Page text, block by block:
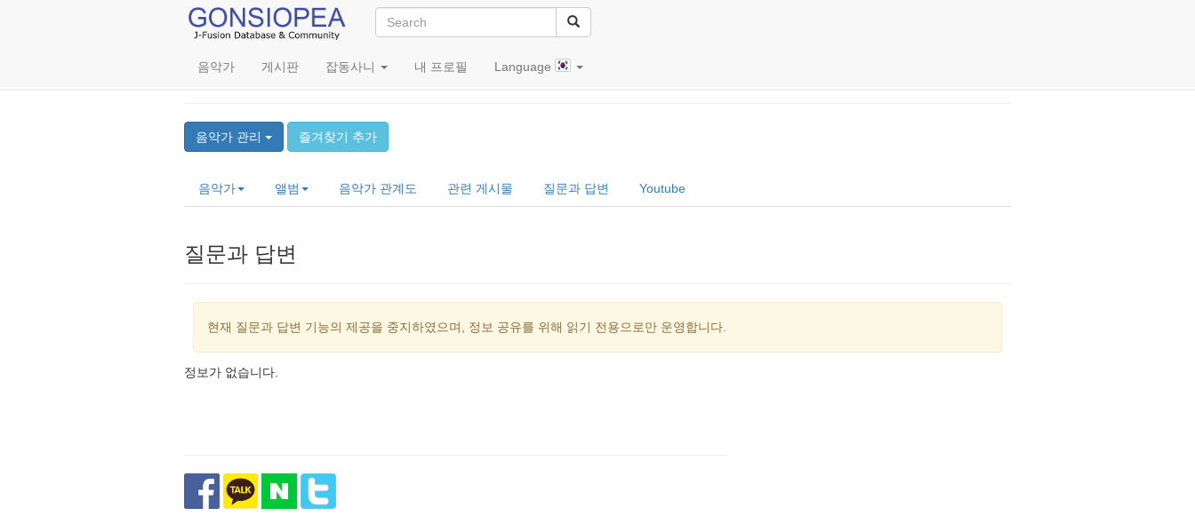
음악가 게시판 잡동사니 내 프로필 Language
KORE-CHANz
음악가 관리 즐겨찾기 추가
음악가 앨범 음악가 관계도 관련 게시물 질문과 답변 Youtube
질문과 답변
현재 질문과 답변 기능의 제공을 중지하였으며, 정보 공유를 위해 읽기 전용으로만 운영합니다.
정보가 없습니다.